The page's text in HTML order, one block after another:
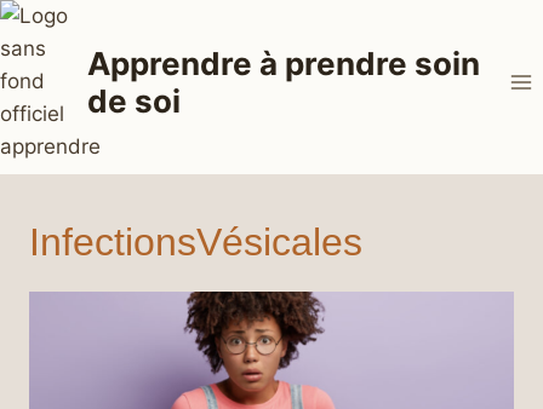
Aller
au
contenu
Apprendre à prendre soin
de soi
InfectionsVésicales